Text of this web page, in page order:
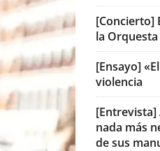
[Concierto]
la
[Ensayo]
violencia
[Entrevista]
nada más
de sus